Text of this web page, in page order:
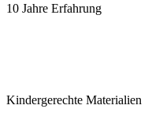
10 Jahre Erfahrung
Kindergerechte Materialien